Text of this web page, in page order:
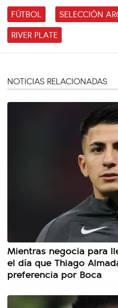
FÚTBOL
SELECCIÓN
RIVER PLATE
NOTICIAS RELACIONADAS
Mientras negocia para
el día que Thiago
preferencia por Boca